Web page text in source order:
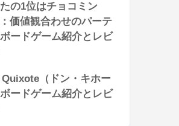
の1位はチョコミン
：価値観合わせのパーテ
ードゲーム紹介とレビ
Quixote（ドン・キホー
ードゲーム紹介とレビ